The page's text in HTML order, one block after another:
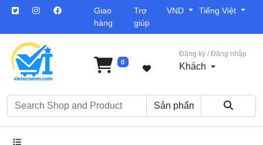
Giao
hàng
Trợ
giúp
VND Tiếng Việt
0
Đăng ký / Đăng nhập
Khách